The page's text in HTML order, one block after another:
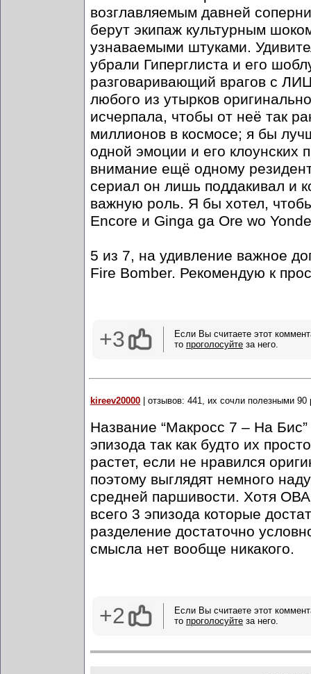
возглавляемым давней
берут экипаж культурным
узнаваемыми штуками.
убрали Гиперглиста и его
разговаривающий врагов с
любого из утырков
исчерпала, чтобы от неё так
миллионов в космосе; я бы
одной эмоции и его клоунских
внимание ещё одному
сериал он лишь поддакивал и
важную роль. Я бы хотел,
Encore и Ginga ga Ore wo
5 из 7, на удивление важное
Fire Bomber. Рекомендую к
+3
Если Вы считаете этот
то проголосуйте за него.
kireev20000 | отзывов: 441, их сочли полезными 90
Название “Макросс 7 – На
эпизода так как будто их
растет, если не нравился
поэтому выглядят немного
средней паршивости. Хотя
всего 3 эпизода которые
разделение достаточно
смысла нет вообще никакого.
+2
Если Вы считаете этот
то проголосуйте за него.